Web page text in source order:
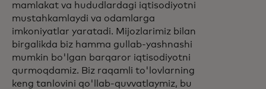
mamlakat va hududlardagi iqtisodiyotni
mustahkamlaydi va odamlarga
imkoniyatlar yaratadi. Mijozlarimiz bilan
birgalikda biz hamma gullab-yashnashi
mumkin bo'lgan barqaror iqtisodiyotni
qurmoqdamiz. Biz raqamli to'lovlarning
keng tanlovini qo'llab-quvvatlaymiz, bu